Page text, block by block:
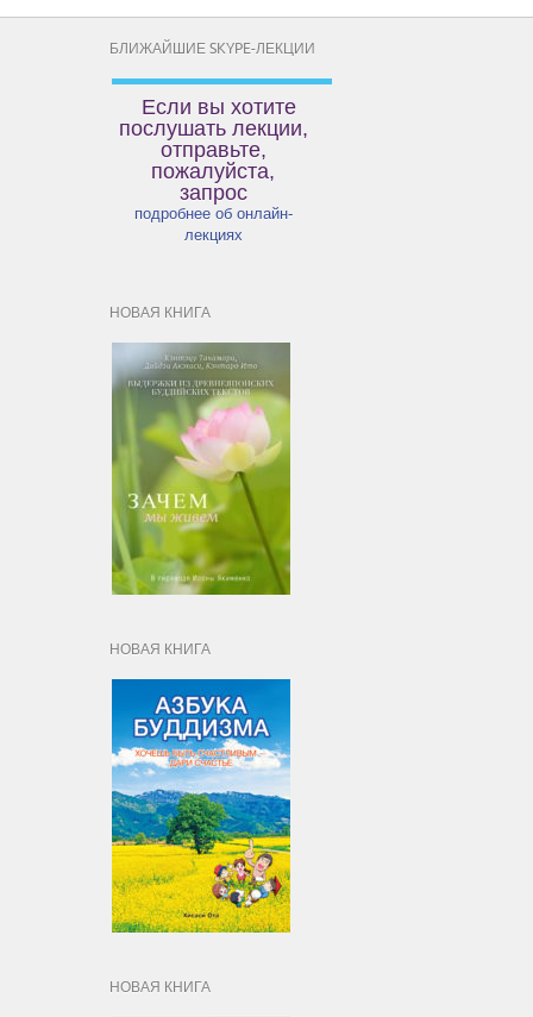
БЛИЖАЙШИЕ SKYPE-ЛЕКЦИИ
Если вы хотите
послушать лекции,
отправьте,
пожалуйста,
запрос
подробнее об онлайн-
лекциях
НОВАЯ КНИГА
НОВАЯ КНИГА
НОВАЯ КНИГА